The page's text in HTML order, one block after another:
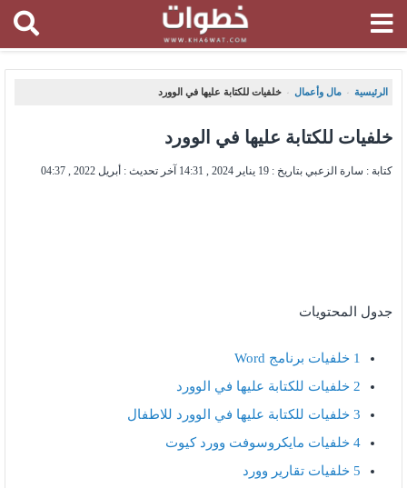
الرئيسية ، مال وأعمال ، خلفيات للكتابة عليها في الوورد
خلفيات للكتابة عليها في الوورد
كتابة : سارة الزعبي بتاريخ : 19 يناير 2024 , 14:31 آخر تحديث : أبريل 2022 , 04:37
جدول المحتويات
1 خلفيات برنامج Word
2 خلفيات للكتابة عليها في الوورد
3 خلفيات للكتابة عليها في الوورد للاطفال
4 خلفيات مايكروسوفت وورد كيوت
5 خلفيات تقارير وورد